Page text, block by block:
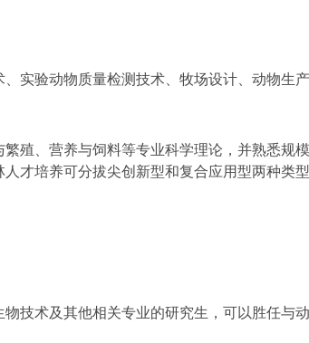
实验动物质量检测技术、牧场设计、动物生
殖、营养与饲料等专业科学理论，并熟悉规
才培养可分拔尖创新型和复合应用型两种类
技术及其他相关专业的研究生，可以胜任与